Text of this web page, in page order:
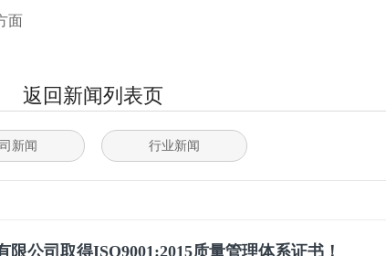
面
返回新闻列表页
新闻 行业新闻
公司取得ISO9001:2015质量管理体系证书！